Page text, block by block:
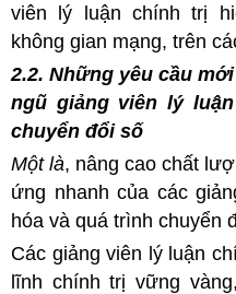
viên lý luận chính trị
không gian mạng, trên
2.2. Những yêu cầu
ngũ giảng viên lý
chuyển đổi số
Một là, nâng cao chất
ứng nhanh của các
hóa và quá trình chuyển
Các giảng viên lý luận
lĩnh chính trị vững